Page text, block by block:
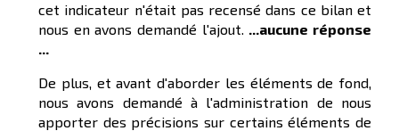
cet indicateur n'était pas recensé dans ce bilan et
nous en avons demandé l'ajout. ...aucune réponse
...
De plus, et avant d'aborder les éléments de fond,
nous avons demandé à l'administration de nous
apporter des précisions sur certains éléments de